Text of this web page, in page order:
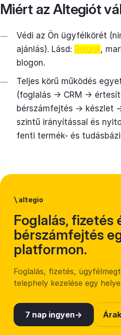
Miért az Altegiót
Védi az Ön ügyfélkörét
ajánlás). Lásd: Rólunk,
blogon.
Teljes körű működés
(foglalás → CRM →
bérszámfejtés → készlet
szintű irányítással és
fenti termék- és
\ altegio
Foglalás, fizetés
bérszámfejtés
platformon.
Foglalás, fizetés,
telephely kezelése egy
7 nap ingyen